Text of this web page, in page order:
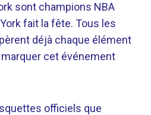
sont champions NBA
fait la fête. Tous les
déjà chaque élément
cet événement
officiels que